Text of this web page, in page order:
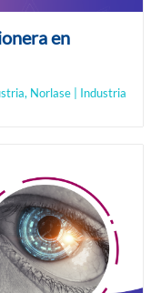
en
, Norlase | Industria